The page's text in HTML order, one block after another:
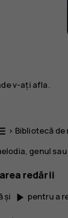
v-ați afla.
> Bibliotecă de
genul
redării
și play_arrow pentru a